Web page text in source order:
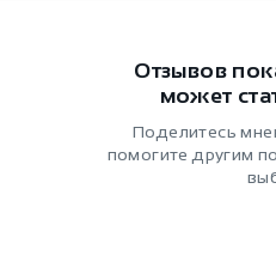
Отзывов
может
Поделитесь
помогите другим